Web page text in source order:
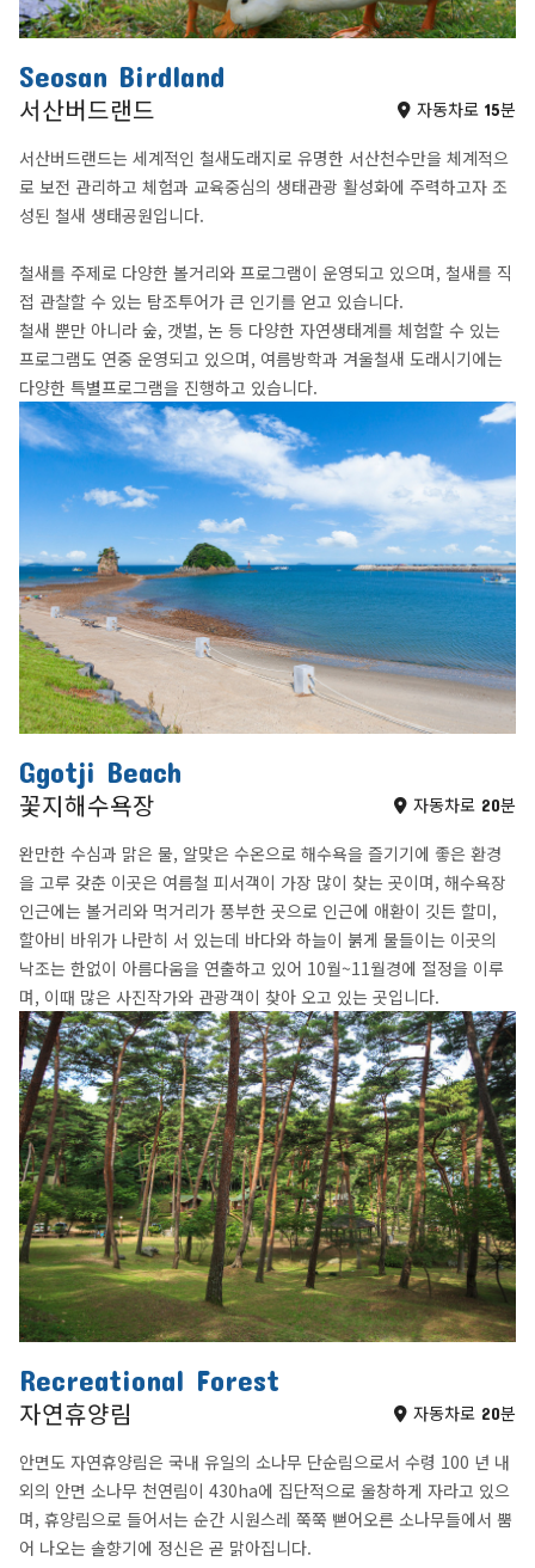
Seosan Birdland
서산버드랜드 자동차로 15분
서산버드랜드는 세계적인 철새도래지로 유명한 서산천수만을 체계적으
로 보전 관리하고 체험과 교육중심의 생태관광 활성화에 주력하고자 조
성된 철새 생태공원입니다.
철새를 주제로 다양한 볼거리와 프로그램이 운영되고 있으며, 철새를 직
접 관찰할 수 있는 탐조투어가 큰 인기를 얻고 있습니다.
철새 뿐만 아니라 숲, 갯벌, 논 등 다양한 자연생태계를 체험할 수 있는
프로그램도 연중 운영되고 있으며, 여름방학과 겨울철새 도래시기에는
다양한 특별프로그램을 진행하고 있습니다.
Ggotji Beach
꽃지해수욕장 자동차로 20분
완만한 수심과 맑은 물, 알맞은 수온으로 해수욕을 즐기기에 좋은 환경
을 고루 갖춘 이곳은 여름철 피서객이 가장 많이 찾는 곳이며, 해수욕장
인근에는 볼거리와 먹거리가 풍부한 곳으로 인근에 애환이 깃든 할미,
할아비 바위가 나란히 서 있는데 바다와 하늘이 붉게 물들이는 이곳의
낙조는 한없이 아름다움을 연출하고 있어 10월~11월경에 절정을 이루
며, 이때 많은 사진작가와 관광객이 찾아 오고 있는 곳입니다.
Recreational Forest
자연휴양림 자동차로 20분
안면도 자연휴양림은 국내 유일의 소나무 단순림으로서 수령 100 년 내
외의 안면 소나무 천연림이 430ha에 집단적으로 울창하게 자라고 있으
며, 휴양림으로 들어서는 순간 시원스레 쭉쭉 뻗어오른 소나무들에서 뿜
어 나오는 솔향기에 정신은 곧 맑아집니다.